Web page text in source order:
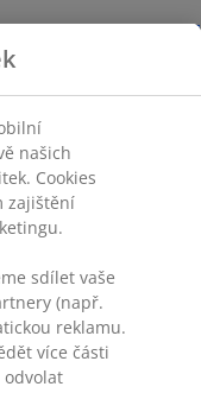
našich
Cookies
zajištění
sdílet vaše
(např.
reklamu.
více části
odvolat